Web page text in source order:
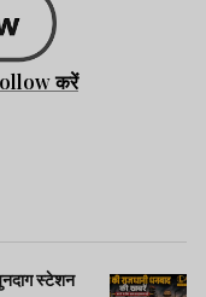
करें
स्टेशन